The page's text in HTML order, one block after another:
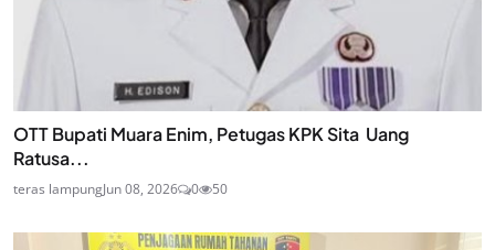
OTT Bupati Muara Enim, Petugas KPK Sita Uang
Ratusa...
teras lampungJun 08, 2026 0 50